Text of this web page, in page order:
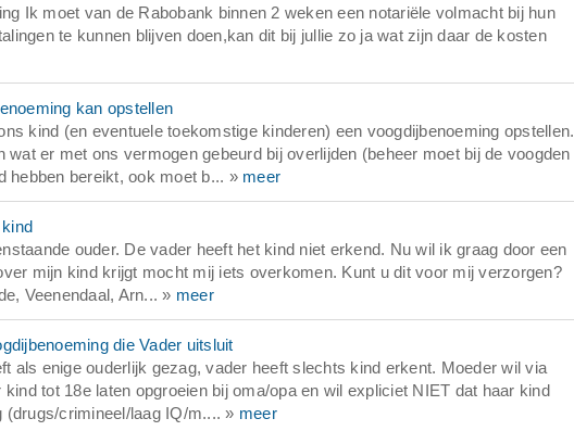
Ik moet van de Rabobank binnen 2 weken een notariële volmacht bij hun
te kunnen blijven doen,kan dit bij jullie zo ja wat zijn daar de kosten
kan opstellen
kind (en eventuele toekomstige kinderen) een voogdijbenoeming opstellen.
er met ons vermogen gebeurd bij overlijden (beheer moet bij de voogden
hebben bereikt, ook moet b... » meer
ouder. De vader heeft het kind niet erkend. Nu wil ik graag door een
mijn kind krijgt mocht mij iets overkomen. Kunt u dit voor mij verzorgen?
Veenendaal, Arn... » meer
die Vader uitsluit
als enige ouderlijk gezag, vader heeft slechts kind erkent. Moeder wil via
tot 18e laten opgroeien bij oma/opa en wil expliciet NIET dat haar kind
(drugs/crimineel/laag IQ/m.... » meer